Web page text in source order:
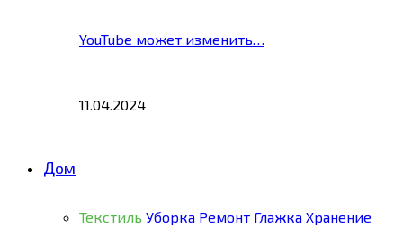
YouTube может изменить…
11.04.2024
Дом
Текстиль Уборка Ремонт Глажка Хранение